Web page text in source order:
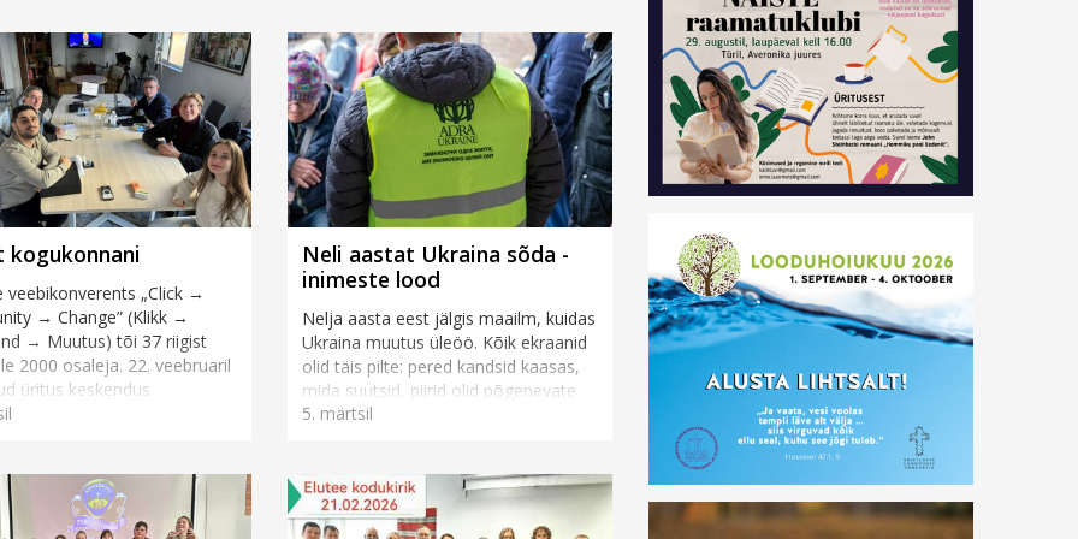
kogukonnani
veebikonverents „Click →
→ Change” (Klikk →
→ Muutus) tõi 37 riigist
2000 osaleja. 22. veebruaril
üritus keskendus
ots...
Neli aastat Ukraina sõda -
inimeste lood
Nelja aasta eest jälgis maailm, kuidas
Ukraina muutus üleöö. Kõik ekraanid
olid täis pilte: pered kandsid kaasas,
mida suutsid, piirid olid põgenevate
inimestega ülekoormatud, linnad
5. märtsil